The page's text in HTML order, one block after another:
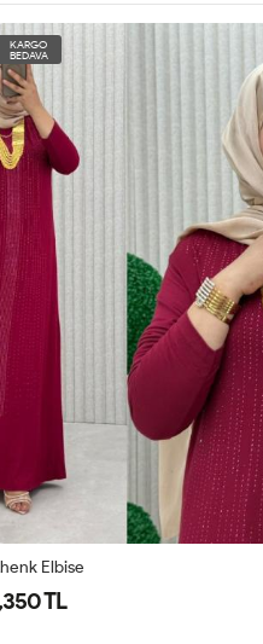
KARGO
BEDAVA
Elbise
TL